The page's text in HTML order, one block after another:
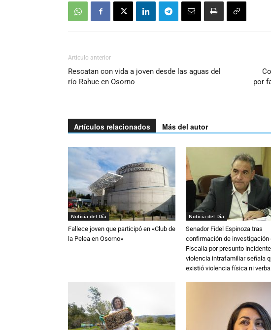
Artículo anterior
Rescatan con vida a joven desde las aguas del
río Rahue en Osorno
por
Artículos relacionados Más del autor
Noticia del Día
Fallece joven que participó en «Club de
la Pelea en Osorno»
Noticia del Día
Senador Fidel Espinoza tras
confirmación de investigación
Fiscalía por presunto
violencia intrafamiliar señala
existió violencia física ni